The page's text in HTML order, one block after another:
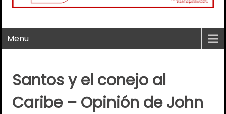
Menu
Santos y el conejo al
Caribe – Opinión de John